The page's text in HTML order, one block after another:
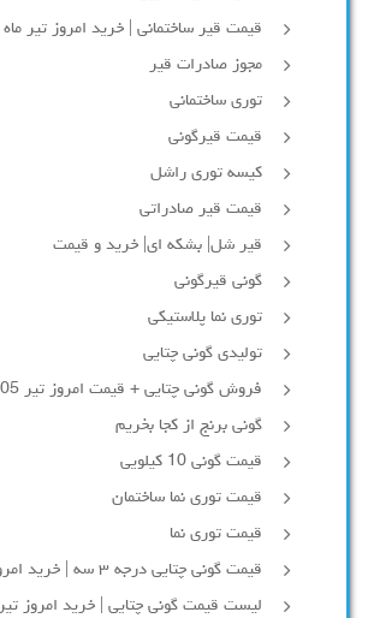
قیمت قیر ساختمانی | خرید امروز تیر ماه 1405
مجوز صادرات قیر
توری ساختمانی
قیمت قیرگونی
کیسه توری راشل
قیمت قیر صادراتی
قیر شل| بشکه ای| خرید و قیمت
گونی قیرگونی
توری نما پلاستیکی
تولیدی گونی چتایی
فروش گونی چتایی + قیمت امروز تیر 1405
گونی برنج از کجا بخریم
قیمت گونی 10 کیلویی
قیمت توری نما ساختمان
قیمت توری نما
قیمت گونی چتایی درجه ۳ سه | خرید امروز
لیست قیمت گونی چتایی | خرید امروز تیر 1405